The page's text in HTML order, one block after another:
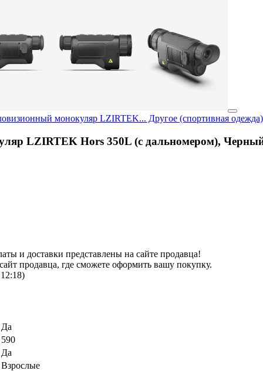
LZIRTEK Hors 350L (c дальномером),
и доставки представлены на сайте продавца!
продавца, где сможете оформить вашу покупку.
Да
590
Да
Взрослые